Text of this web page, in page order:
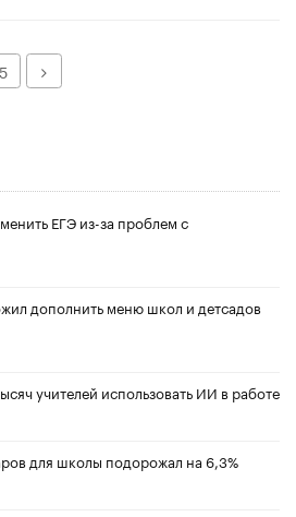
5 Далее
ЕГЭ из-за проблем с
дополнить меню школ и детсадов
учителей использовать ИИ в работе
для школы подорожал на 6,3%